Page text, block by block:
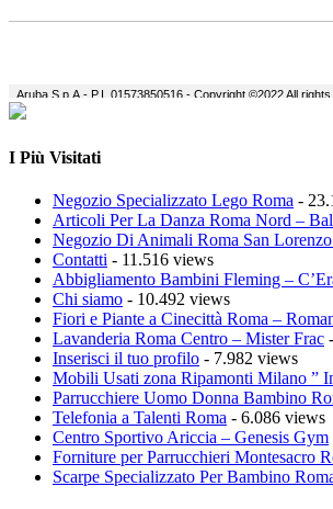
I Più Visitati
Negozio Specializzato Lego Roma -
Articoli Per La Danza Roma Nord –
Negozio Di Animali Roma San
Contatti - 11.516 views
Abbigliamento Bambini Fleming –
Chi siamo - 10.492 views
Fiori e Piante a Cinecittà Roma –
Lavanderia Roma Centro – Mister Frac
Inserisci il tuo profilo - 7.982 views
Mobili Usati zona Ripamonti Milano ”
Parrucchiere Uomo Donna Bambino
Telefonia a Talenti Roma - 6.086 views
Centro Sportivo Ariccia – Genesis Gym
Forniture per Parrucchieri Montesacro
Scarpe Specializzato Per Bambino